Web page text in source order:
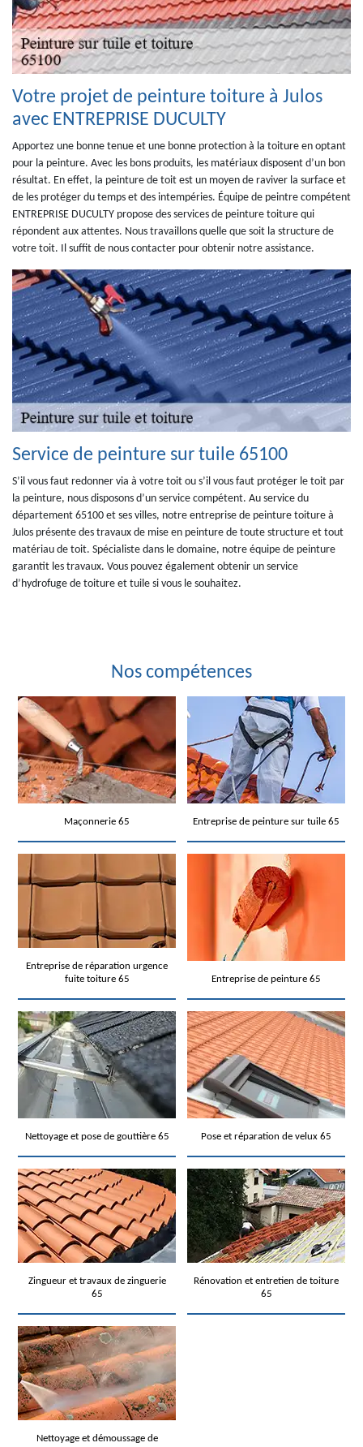
Votre projet de peinture toiture à Julos
avec ENTREPRISE DUCULTY
Apportez une bonne tenue et une bonne protection à la toiture en optant
pour la peinture. Avec les bons produits, les matériaux disposent d’un bon
résultat. En effet, la peinture de toit est un moyen de raviver la surface et
de les protéger du temps et des intempéries. Équipe de peintre compétent
ENTREPRISE DUCULTY propose des services de peinture toiture qui
répondent aux attentes. Nous travaillons quelle que soit la structure de
votre toit. Il suffit de nous contacter pour obtenir notre assistance.
Service de peinture sur tuile 65100
S’il vous faut redonner via à votre toit ou s’il vous faut protéger le toit par
la peinture, nous disposons d’un service compétent. Au service du
département 65100 et ses villes, notre entreprise de peinture toiture à
Julos présente des travaux de mise en peinture de toute structure et tout
matériau de toit. Spécialiste dans le domaine, notre équipe de peinture
garantit les travaux. Vous pouvez également obtenir un service
d’hydrofuge de toiture et tuile si vous le souhaitez.
Nos compétences
Maçonnerie 65 Entreprise de peinture sur tuile 65
Entreprise de réparation urgence
fuite toiture 65
Entreprise de peinture 65
Nettoyage et pose de gouttière 65 Pose et réparation de velux 65
Zingueur et travaux de zinguerie
65
Rénovation et entretien de toiture
65
Nettoyage et démoussage de